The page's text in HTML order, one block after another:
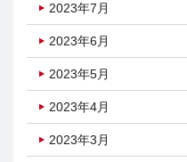
2023年7月
2023年6月
2023年5月
2023年4月
2023年3月